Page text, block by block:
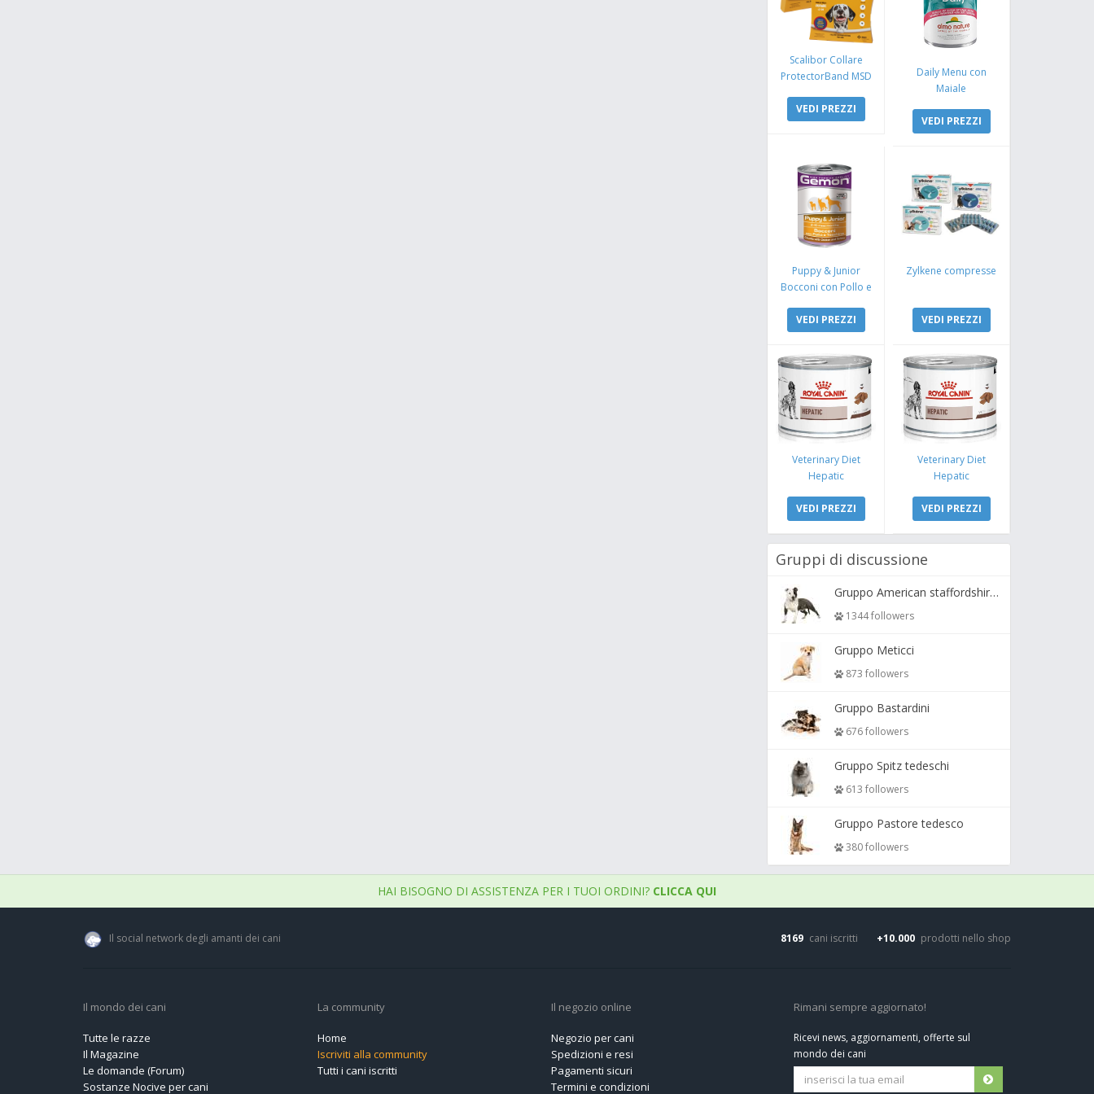
Scalibor Collare
ProtectorBand MSD
VEDI PREZZI
Daily Menu con
Maiale
VEDI PREZZI
Puppy & Junior
Bocconi con Pollo e
VEDI PREZZI
Zylkene compresse
VEDI PREZZI
Veterinary Diet
Hepatic
VEDI PREZZI
Veterinary Diet
Hepatic
VEDI PREZZI
Gruppi di discussione
Gruppo American staffordshire terrier ( amstaff, amastaff )
1344 followers
Gruppo Meticci
873 followers
Gruppo Bastardini
676 followers
Gruppo Spitz tedeschi
613 followers
Gruppo Pastore tedesco
380 followers
HAI BISOGNO DI ASSISTENZA PER I TUOI ORDINI? CLICCA QUI
Il social network degli amanti dei cani 8169 cani iscritti +10.000 prodotti nello shop
Il mondo dei cani
Tutte le razze
Il Magazine
Le domande (Forum)
Sostanze Nocive per cani
La community
Home
Iscriviti alla community
Tutti i cani iscritti
Il negozio online
Negozio per cani
Spedizioni e resi
Pagamenti sicuri
Termini e condizioni
Rimani sempre aggiornato!
Ricevi news, aggiornamenti, offerte sul
mondo dei cani